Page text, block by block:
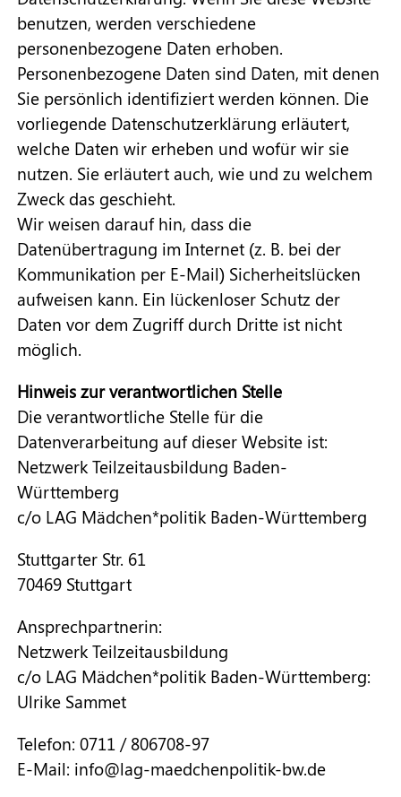
benutzen, werden verschiedene
personenbezogene Daten erhoben.
Personenbezogene Daten sind Daten, mit denen
Sie persönlich identifiziert werden können. Die
vorliegende Datenschutzerklärung erläutert,
welche Daten wir erheben und wofür wir sie
nutzen. Sie erläutert auch, wie und zu welchem
Zweck das geschieht.
Wir weisen darauf hin, dass die
Datenübertragung im Internet (z. B. bei der
Kommunikation per E-Mail) Sicherheitslücken
aufweisen kann. Ein lückenloser Schutz der
Daten vor dem Zugriff durch Dritte ist nicht
möglich.
Hinweis zur verantwortlichen Stelle
Die verantwortliche Stelle für die
Datenverarbeitung auf dieser Website ist:
Netzwerk Teilzeitausbildung Baden-
Württemberg
c/o LAG Mädchen*politik Baden-Württemberg
Stuttgarter Str. 61
70469 Stuttgart
Ansprechpartnerin:
Netzwerk Teilzeitausbildung
c/o LAG Mädchen*politik Baden-Württemberg:
Ulrike Sammet
Telefon: 0711 / 806708-97
E-Mail: info@lag-maedchenpolitik-bw.de